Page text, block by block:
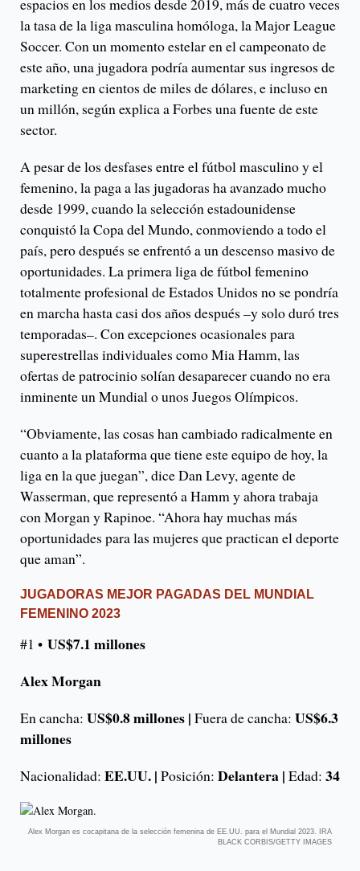
espacios en los medios desde 2019, más de cuatro veces
la tasa de la liga masculina homóloga, la Major League
Soccer. Con un momento estelar en el campeonato de
este año, una jugadora podría aumentar sus ingresos de
marketing en cientos de miles de dólares, e incluso en
un millón, según explica a Forbes una fuente de este
sector.
A pesar de los desfases entre el fútbol masculino y el
femenino, la paga a las jugadoras ha avanzado mucho
desde 1999, cuando la selección estadounidense
conquistó la Copa del Mundo, conmoviendo a todo el
país, pero después se enfrentó a un descenso masivo de
oportunidades. La primera liga de fútbol femenino
totalmente profesional de Estados Unidos no se pondría
en marcha hasta casi dos años después –y solo duró tres
temporadas–. Con excepciones ocasionales para
superestrellas individuales como Mia Hamm, las
ofertas de patrocinio solían desaparecer cuando no era
inminente un Mundial o unos Juegos Olímpicos.
“Obviamente, las cosas han cambiado radicalmente en
cuanto a la plataforma que tiene este equipo de hoy, la
liga en la que juegan”, dice Dan Levy, agente de
Wasserman, que representó a Hamm y ahora trabaja
con Morgan y Rapinoe. “Ahora hay muchas más
oportunidades para las mujeres que practican el deporte
que aman”.
JUGADORAS MEJOR PAGADAS DEL MUNDIAL
FEMENINO 2023
#1 • US$7.1 millones
Alex Morgan
En cancha: US$0.8 millones | Fuera de cancha: US$6.3
millones
Nacionalidad: EE.UU. | Posición: Delantera | Edad: 34
Alex Morgan es cocapitana de la selección femenina de EE.UU. para el Mundial 2023. IRA
BLACK CORBIS/GETTY IMAGES